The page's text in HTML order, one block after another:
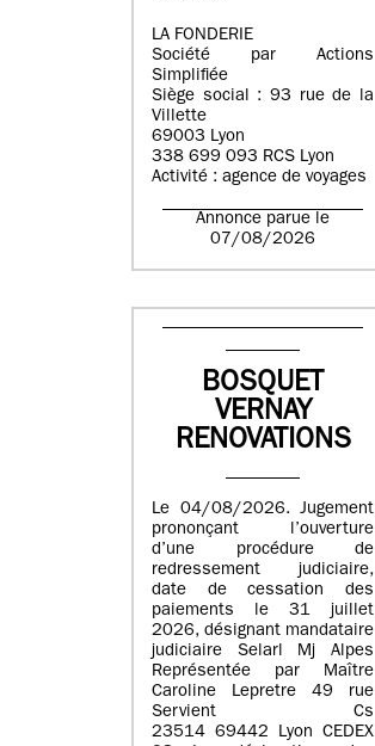
LA FONDERIE
Société par Actions
Simplifiée
Siège social : 93 rue de la
Villette
69003 Lyon
338 699 093 RCS Lyon
Activité : agence de voyages
Annonce parue le
07/08/2026
BOSQUET
VERNAY
RENOVATIONS
Le 04/08/2026. Jugement
prononçant l’ouverture
d’une procédure de
redressement judiciaire,
date de cessation des
paiements le 31 juillet
2026, désignant mandataire
judiciaire Selarl Mj Alpes
Représentée par Maître
Caroline Lepretre 49 rue
Servient Cs
23514 69442 Lyon CEDEX